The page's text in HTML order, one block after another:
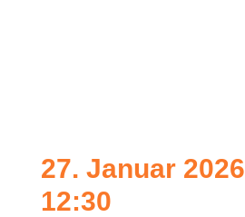
27. Januar 2026
12:30